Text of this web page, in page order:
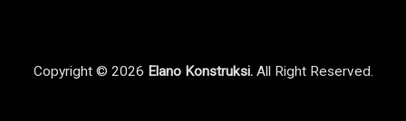
Copyright © 2026 Elano Konstruksi.All Right Reserved.